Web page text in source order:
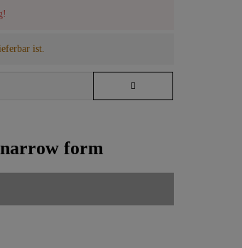
ist.
form